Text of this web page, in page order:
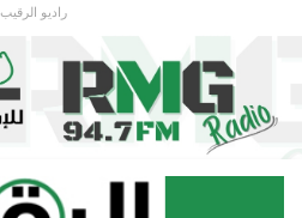
راديو الرقيب